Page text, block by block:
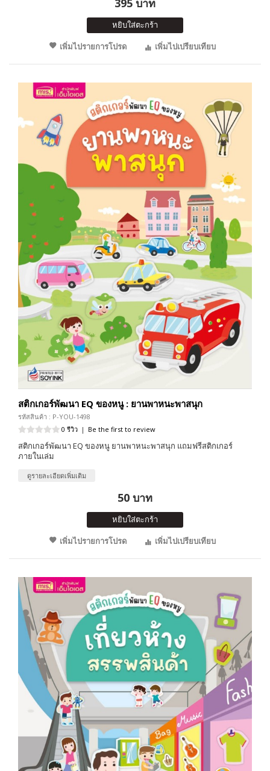
395 บาท
หยิบใส่ตะกร้า
เพิ่มไปรายการโปรด
เพิ่มไปเปรียบเทียบ
สติกเกอร์พัฒนา EQ ของหนู : ยานพาหนะพาสนุก
รหัสสินค้า : P-YOU-1498
0 รีวิว | Be the first to review
สติกเกอร์พัฒนา EQ ของหนู ยานพาหนะพาสนุก แถมฟรีสติกเกอร์
ภายในเล่ม
ดูรายละเอียดเพิ่มเติม
50 บาท
หยิบใส่ตะกร้า
เพิ่มไปรายการโปรด
เพิ่มไปเปรียบเทียบ